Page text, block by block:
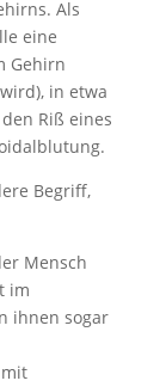
Als
eine
Gehirn
in etwa
Riß eines
Begriff,
Mensch
im
ihnen sogar